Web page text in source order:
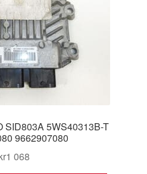
SID803A 5WS40313B-T
9662907080
1 068